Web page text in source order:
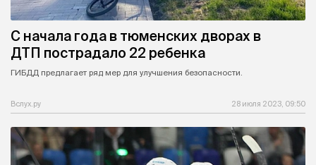
С начала года в тюменских дворах в
ДТП пострадало 22 ребенка
ГИБДД предлагает ряд мер для улучшения безопасности.
Вслух.ру 28 июля 2023, 09:50